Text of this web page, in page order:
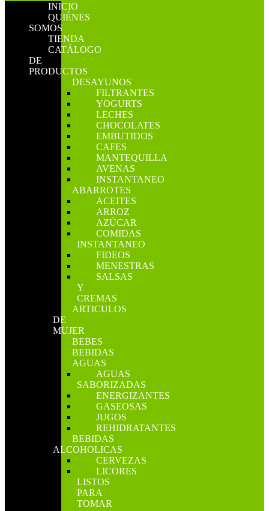
INICIO
QUIÉNES
SOMOS
TIENDA
CATÁLOGO
DE
PRODUCTOS
DESAYUNOS
FILTRANTES
YOGURTS
LECHES
CHOCOLATES
EMBUTIDOS
CAFES
MANTEQUILLA
AVENAS
INSTANTANEO
ABARROTES
ACEITES
ARROZ
AZÚCAR
COMIDAS
INSTANTANEO
FIDEOS
MENESTRAS
SALSAS
Y
CREMAS
ARTICULOS
DE
MUJER
BEBES
BEBIDAS
AGUAS
AGUAS
SABORIZADAS
ENERGIZANTES
GASEOSAS
JUGOS
REHIDRATANTES
BEBIDAS
ALCOHOLICAS
CERVEZAS
LICORES
LISTOS
PARA
TOMAR